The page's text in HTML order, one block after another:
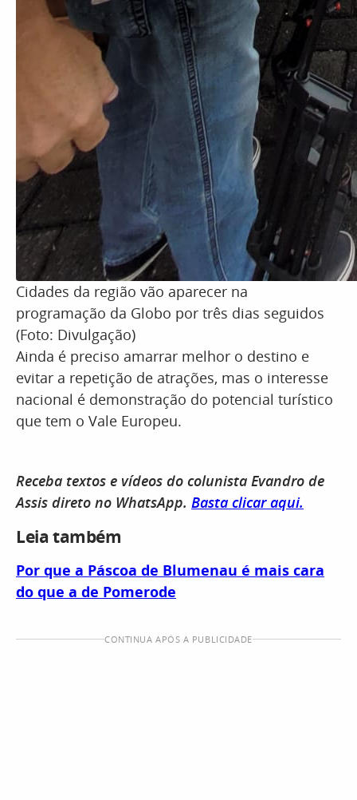
Cidades da região vão aparecer na
programação da Globo por três dias seguidos
(Foto: Divulgação)
Ainda é preciso amarrar melhor o destino e
evitar a repetição de atrações, mas o interesse
nacional é demonstração do potencial turístico
que tem o Vale Europeu.
Receba textos e vídeos do colunista Evandro de
Assis direto no WhatsApp. Basta clicar aqui.
Leia também
Por que a Páscoa de Blumenau é mais cara
do que a de Pomerode
CONTINUA APÓS A PUBLICIDADE